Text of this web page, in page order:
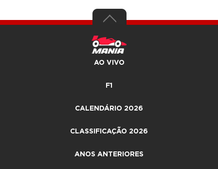
AO VIVO
F1
CALENDÁRIO 2026
CLASSIFICAÇÃO 2026
ANOS ANTERIORES